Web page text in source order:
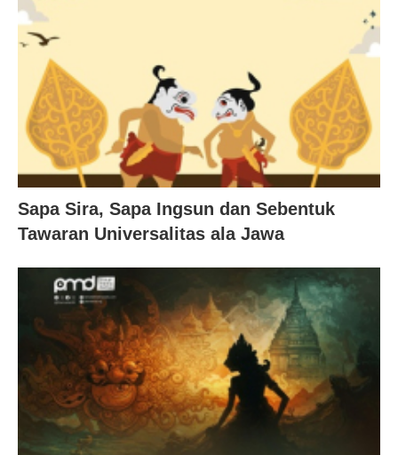
Sapa Sira, Sapa Ingsun dan Sebentuk
Tawaran Universalitas ala Jawa